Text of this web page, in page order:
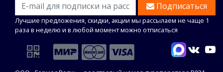
Подписаться
Лучшие предложения, скидки, акции мы рассылаем не чаще 1
раза в неделю и в любой момент можно отписаться